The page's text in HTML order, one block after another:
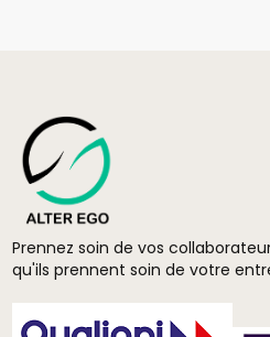
Prennez soin de vos
qu'ils prennent soin de votre